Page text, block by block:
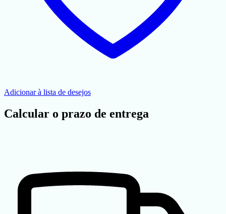
Adicionar à lista de desejos
Calcular o prazo de entrega